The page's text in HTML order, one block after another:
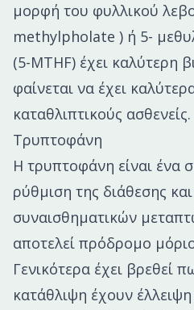
μορφή του φυλλικού
methylpholate ) ή 5-
(5-MTHF) έχει καλύτερη
φαίνεται να έχει
καταθλιπτικούς ασθενείς.
Τρυπτοφάνη
Η τρυπτοφάνη είναι ένα
ρύθμιση της διάθεσης
συναισθηματικών
αποτελεί πρόδρομο
Γενικότερα έχει βρεθεί
κατάθλιψη έχουν